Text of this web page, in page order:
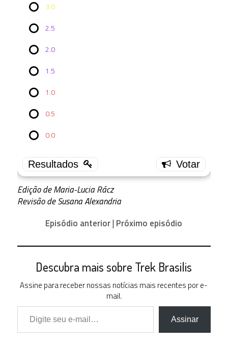
3.0
2.5
2.0
1.5
1.0
0.5
0.0
29.41 % )
2.5
0 ( 0 % )
1.5
0 ( 0 % )
1.0
0.5
Edição de Maria-Lucia Rácz
Revisão de Susana Alexandria
Episódio anterior| Próximo episódio
Descubra mais sobre Trek Brasilis
Assine para receber nossas notícias mais recentes por e-
mail.
Digite seu e-mail…
Assinar